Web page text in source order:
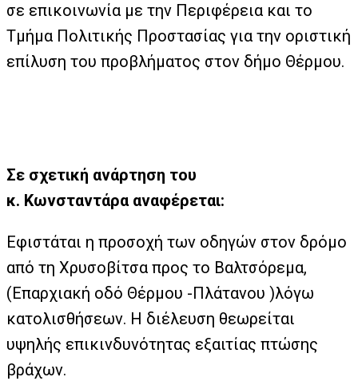
σε επικοινωνία με την Περιφέρεια και το
Τμήμα Πολιτικής Προστασίας για την οριστική
επίλυση του προβλήματος στον δήμο Θέρμου.
Σε σχετική ανάρτηση του
κ. Κωνσταντάρα αναφέρεται:
Εφιστάται η προσοχή των οδηγών στον δρόμο
από τη Χρυσοβίτσα προς το Βαλτσόρεμα,
(Επαρχιακή οδό Θέρμου -Πλάτανου )λόγω
κατολισθήσεων. Η διέλευση θεωρείται
υψηλής επικινδυνότητας εξαιτίας πτώσης
βράχων.